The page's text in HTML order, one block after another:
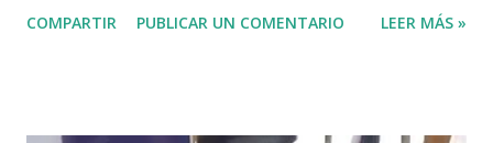
haitianos como prometió el Director General de Migración
COMPARTIR PUBLICAR UN COMENTARIO LEER MÁS »